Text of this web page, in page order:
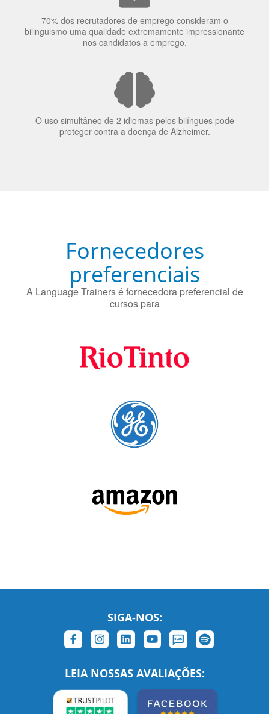
70% dos recrutadores de emprego consideram o
bilinguismo uma qualidade extremamente impressionante
nos candidatos a emprego.
O uso simultâneo de 2 idiomas pelos bilíngues pode
proteger contra a doença de Alzheimer.
Fornecedores
preferenciais
A Language Trainers é fornecedora preferencial de
cursos para
SIGA-NOS:
LEIA NOSSAS AVALIAÇÕES: